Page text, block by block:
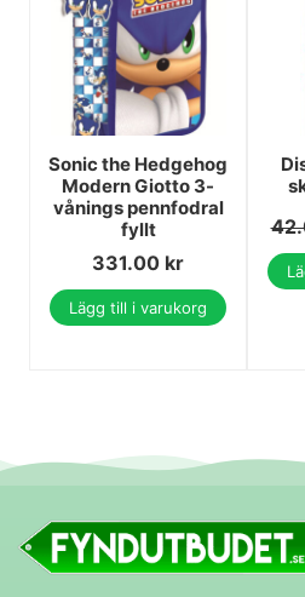
Sonic the Hedgehog
Modern Giotto 3-
vånings pennfodral
fyllt
331.00 kr
Lägg till i varukorg